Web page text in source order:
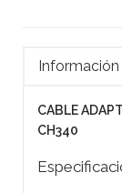
CABLE
CH340